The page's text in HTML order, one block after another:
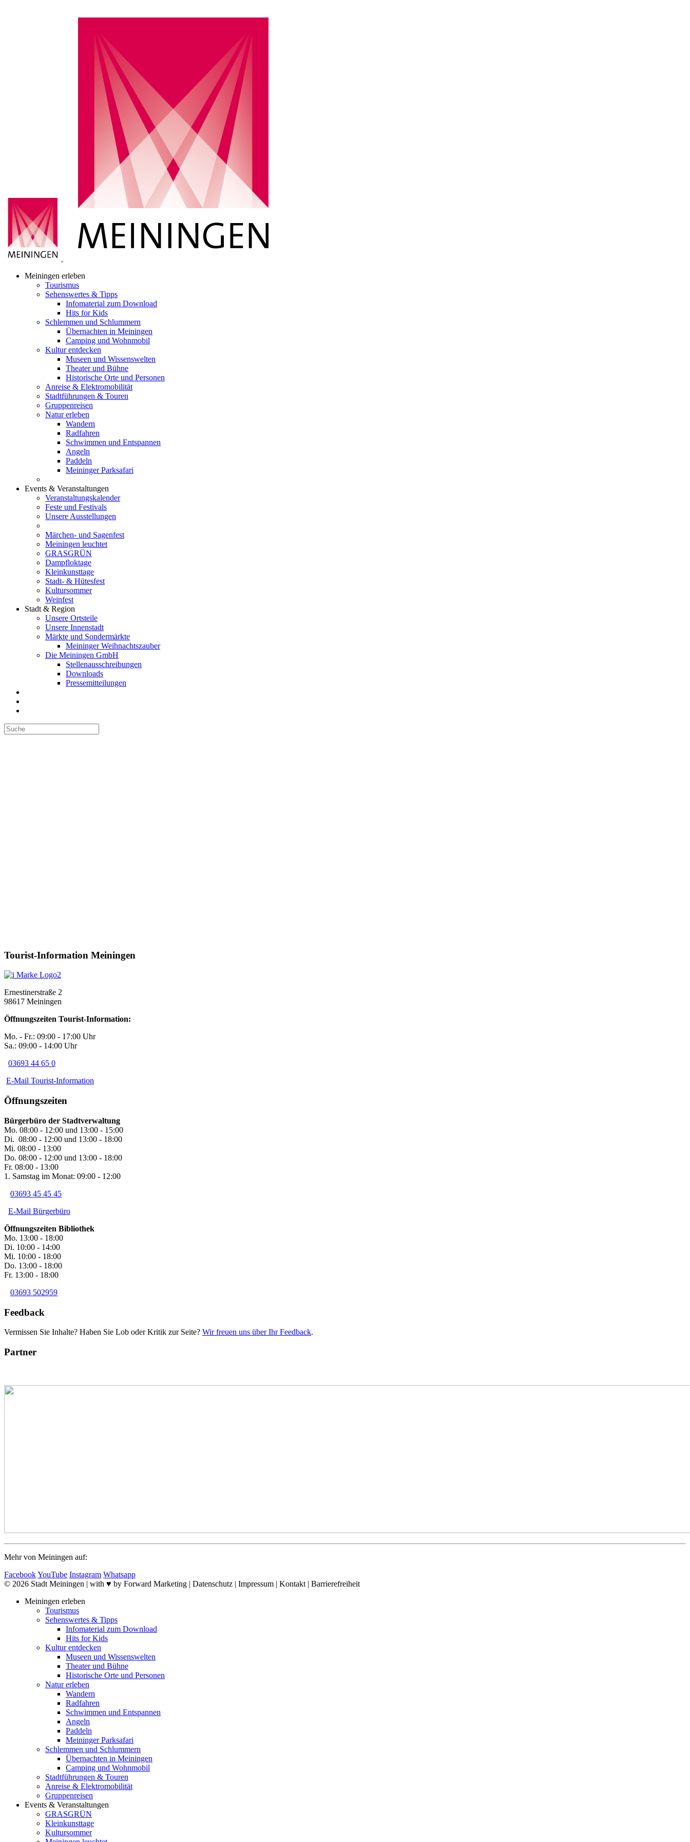
Meiningen erleben
Tourismus
Sehenswertes & Tipps
Infomaterial zum Download
Hits for Kids
Schlemmen und Schlummern
Übernachten in Meiningen
Camping und Wohnmobil
Kultur entdecken
Museen und Wissenswelten
Theater und Bühne
Historische Orte und Personen
Anreise & Elektromobilität
Stadtführungen & Touren
Gruppenreisen
Natur erleben
Wandern
Radfahren
Schwimmen und Entspannen
Angeln
Paddeln
Meininger Parksafari
Events & Veranstaltungen
Veranstaltungskalender
Feste und Festivals
Unsere Ausstellungen
Märchen- und Sagenfest
Meiningen leuchtet
GRASGRÜN
Dampfloktage
Kleinkunsttage
Stadt- & Hütesfest
Kultursommer
Weinfest
Stadt & Region
Unsere Ortsteile
Unsere Innenstadt
Märkte und Sondermärkte
Meininger Weihnachtszauber
Die Meiningen GmbH
Stellenausschreibungen
Downloads
Pressemitteilungen
Tourist-Information Meiningen
Ernestinerstraße 2
98617 Meiningen
Öffnungszeiten Tourist-Information:
Mo. - Fr.: 09:00 - 17:00 Uhr
Sa.: 09:00 - 14:00 Uhr
03693 44 65 0
E-Mail Tourist-Information
Öffnungszeiten
Bürgerbüro der Stadtverwaltung
Mo. 08:00 - 12:00 und 13:00 - 15:00
Di. 08:00 - 12:00 und 13:00 - 18:00
Mi. 08:00 - 13:00
Do. 08:00 - 12:00 und 13:00 - 18:00
Fr. 08:00 - 13:00
1. Samstag im Monat: 09:00 - 12:00
03693 45 45 45
E-Mail Bürgerbüro
Öffnungszeiten Bibliothek
Mo. 13:00 - 18:00
Di. 10:00 - 14:00
Mi. 10:00 - 18:00
Do. 13:00 - 18:00
Fr. 13:00 - 18:00
03693 502959
Feedback
Vermissen Sie Inhalte? Haben Sie Lob oder Kritik zur Seite? Wir freuen uns über Ihr Feedback.
Partner
Mehr von Meiningen auf:
FacebookYouTube Instagram Whatsapp
© 2026 Stadt Meiningen | with ♥ by Forward Marketing | Datenschutz | Impressum | Kontakt | Barrierefreiheit
Meiningen erleben
Tourismus
Sehenswertes & Tipps
Infomaterial zum Download
Hits for Kids
Kultur entdecken
Museen und Wissenswelten
Theater und Bühne
Historische Orte und Personen
Natur erleben
Wandern
Radfahren
Schwimmen und Entspannen
Angeln
Paddeln
Meininger Parksafari
Schlemmen und Schlummern
Übernachten in Meiningen
Camping und Wohnmobil
Stadtführungen & Touren
Anreise & Elektromobilität
Gruppenreisen
Events & Veranstaltungen
GRASGRÜN
Kleinkunsttage
Kultursommer